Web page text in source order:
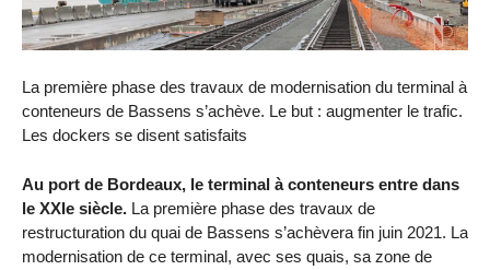
La première phase des travaux de modernisation du terminal à
conteneurs de Bassens s’achève. Le but : augmenter le trafic.
Les dockers se disent satisfaits
Au port de Bordeaux, le terminal à conteneurs entre dans
le XXIe siècle. La première phase des travaux de
restructuration du quai de Bassens s’achèvera fin juin 2021. La
modernisation de ce terminal, avec ses quais, sa zone de